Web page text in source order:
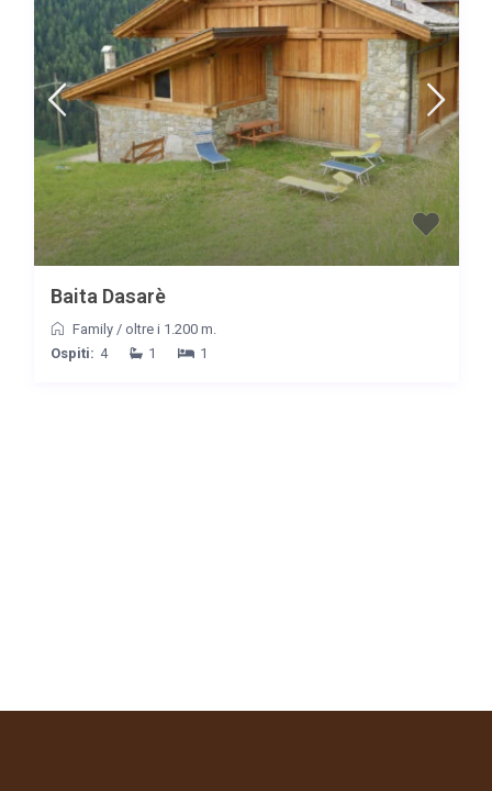
Baita Dasarè
Family/ oltre i 1.200 m.
Ospiti: 4 1 1